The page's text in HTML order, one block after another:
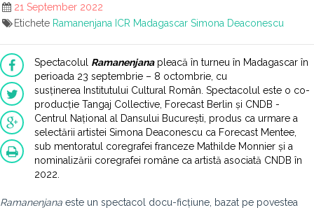
21 September 2022
Etichete Ramanenjana ICR Madagascar Simona Deaconescu
Spectacolul Ramanenjanapleacă în turneu în Madagascar în
perioada 23 septembrie – 8 octombrie, cu
susținerea Institutului Cultural Român . Spectacolul este o co-
producție Tangaj Collective Forecast Berlin și CNDB -
Centrul Național al Dansului București , produs ca urmare a
selectării artistei Simona Deaconescu ca Forecast Mentee,
sub mentoratul coregrafei franceze Mathilde Monnier și a
nominalizării coregrafei române ca artistă asociată CNDB în
2022.
Ramanenjana este un spectacol docu-ficțiune, bazat pe povestea